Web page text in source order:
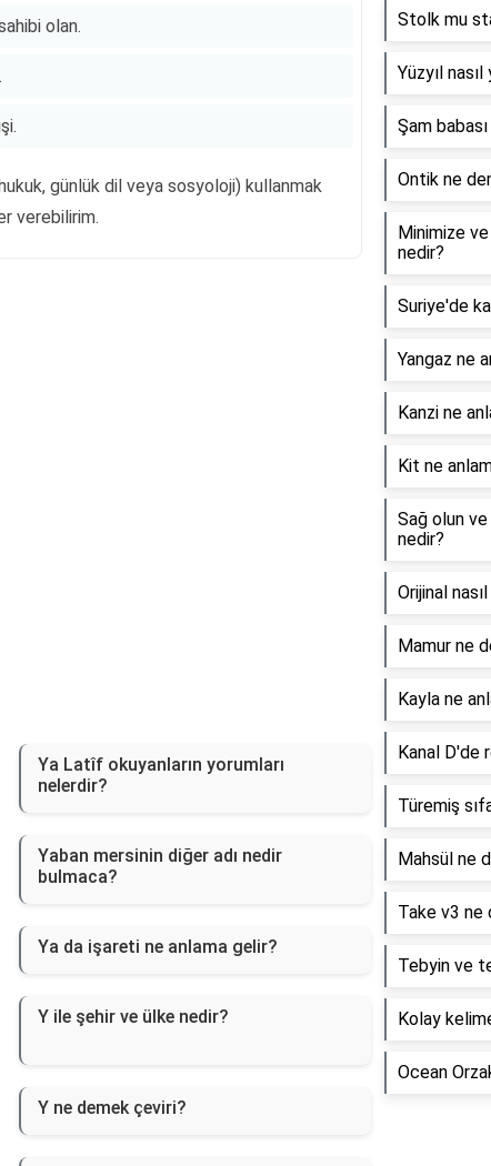
olan.
günlük dil veya sosyoloji) kullanmak
verebilirim.
Ya Latîf okuyanların yorumları
nelerdir?
Yaban mersinin diğer adı nedir
bulmaca?
Ya da işareti ne anlama gelir?
Y ile şehir ve ülke nedir?
Y ne demek çeviri?
Stolk mu
Yüzyıl nasıl
Şam
Ontik ne
Minimize
nedir?
Suriye'de
Yangaz ne
Kanzi ne
Kit ne
Sağ olun ve
nedir?
Orijinal
Mamur ne
Kayla ne
Kanal D'de
Türemiş
Mahsül ne
Take v3 ne
Tebyin ve
Kolay
Ocean